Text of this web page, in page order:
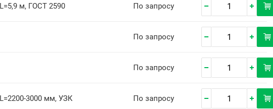
L=5,9 м, ГОСТ 2590 По запросу
По запросу
По запросу
L=2200-3000 мм, УЗК По запросу